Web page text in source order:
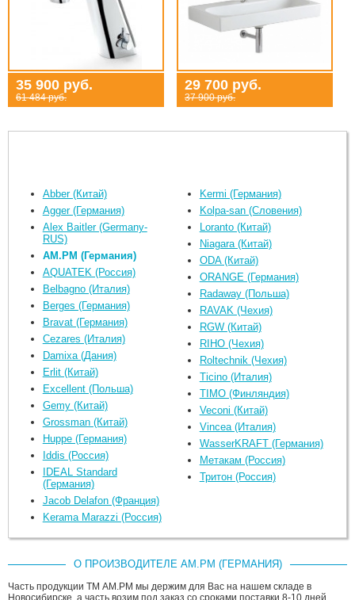
35 900 руб.
61 484 руб.
29 700 руб.
37 900 руб.
Abber (Китай)
Agger (Германия)
Alex Baitler (Germany-
RUS)
AM.PM (Германия)
AQUATEK (Россия)
Belbagno (Италия)
Berges (Германия)
Bravat (Германия)
Cezares (Италия)
Damixa (Дания)
Erlit (Китай)
Excellent (Польша)
Gemy (Китай)
Grossman (Китай)
Huppe (Германия)
Iddis (Россия)
IDEAL Standard
(Германия)
Jacob Delafon (Франция)
Kerama Marazzi (Россия)
Kermi (Германия)
Kolpa-san (Словения)
Loranto (Китай)
Niagara (Китай)
ODA (Китай)
ORANGE (Германия)
Radaway (Польша)
RAVAK (Чехия)
RGW (Китай)
RIHO (Чехия)
Roltechnik (Чехия)
Ticino (Италия)
TIMO (Финляндия)
Veconi (Китай)
Vincea (Италия)
WasserKRAFT (Германия)
Метакам (Россия)
Тритон (Россия)
О ПРОИЗВОДИТЕЛЕ AM.PM (ГЕРМАНИЯ)
Часть продукции ТМ АМ.РМ мы держим для Вас на нашем складе в
Новосибирске, а часть возим под заказ со сроками поставки 8-10 дней.